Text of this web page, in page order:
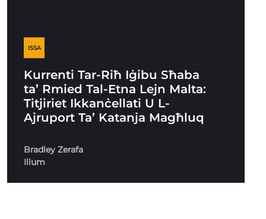
ISSA
Kurrenti Tar-Riħ Iġibu Sħaba
ta’ Rmied Tal-Etna Lejn Malta:
Titjiriet Ikkanċellati U L-
Ajruport Ta’ Katanja Magħluq
Bradley Zerafa
Illum